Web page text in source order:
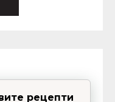
рецепти